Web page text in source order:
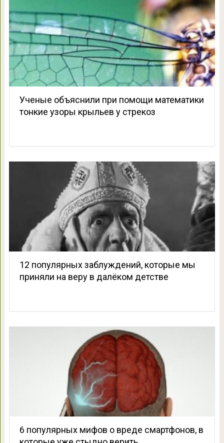
Ученые объяснили при помощи математики
тонкие узоры крыльев у стрекоз
12 популярных заблуждений, которые мы
приняли на веру в далёком детстве
6 популярных мифов о вреде смартфонов, в